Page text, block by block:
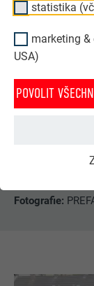
statistika
marketing
USA)
POVOLIT
úvahu – snad
DALŠÍ
Fotografie: